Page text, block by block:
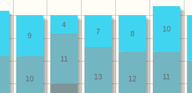
11
12
13
11
10
10
8
7
4
9